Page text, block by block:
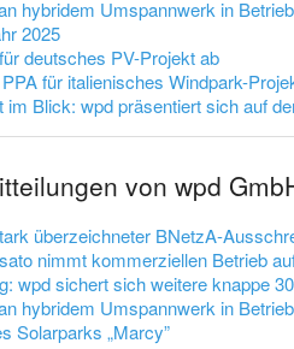
hybridem Umspannwerk in Betrieb
2025
deutsches PV-Projekt ab
für italienisches Windpark-
Blick: wpd präsentiert sich auf
von wpd
überzeichneter BNetzA-
nimmt kommerziellen Betrieb
wpd sichert sich weitere knappe
hybridem Umspannwerk in Betrieb
Solarparks „Marcy”